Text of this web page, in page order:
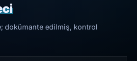
dokümante edilmiş, kontrol